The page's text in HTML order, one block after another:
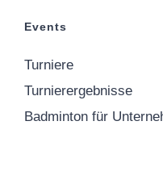
Events
Turniere
Turnierergebnisse
Badminton für